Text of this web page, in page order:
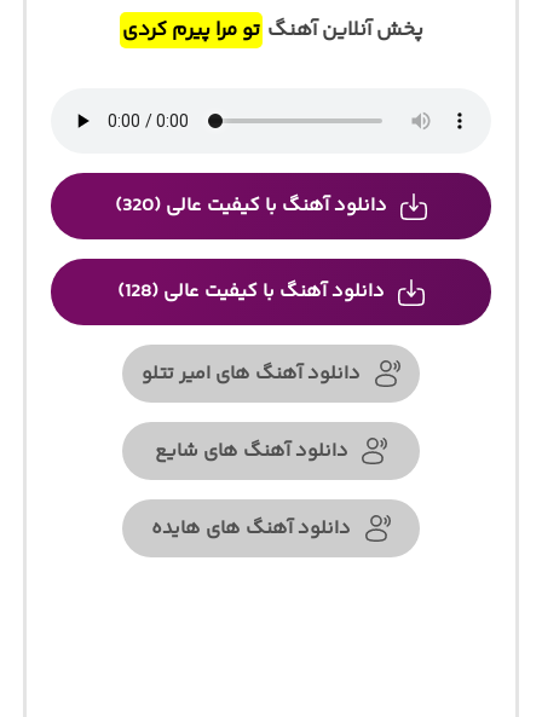
پخش آنلاین آهنگ تو مرا پیرم کردی
دانلود آهنگ با کیفیت عالی (320)
دانلود آهنگ با کیفیت عالی (128)
دانلود آهنگ های امیر تتلو
دانلود آهنگ های شایع
دانلود آهنگ های هایده